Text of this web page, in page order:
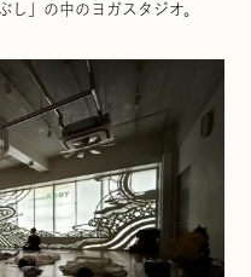
し」の中のヨガスタジオ。